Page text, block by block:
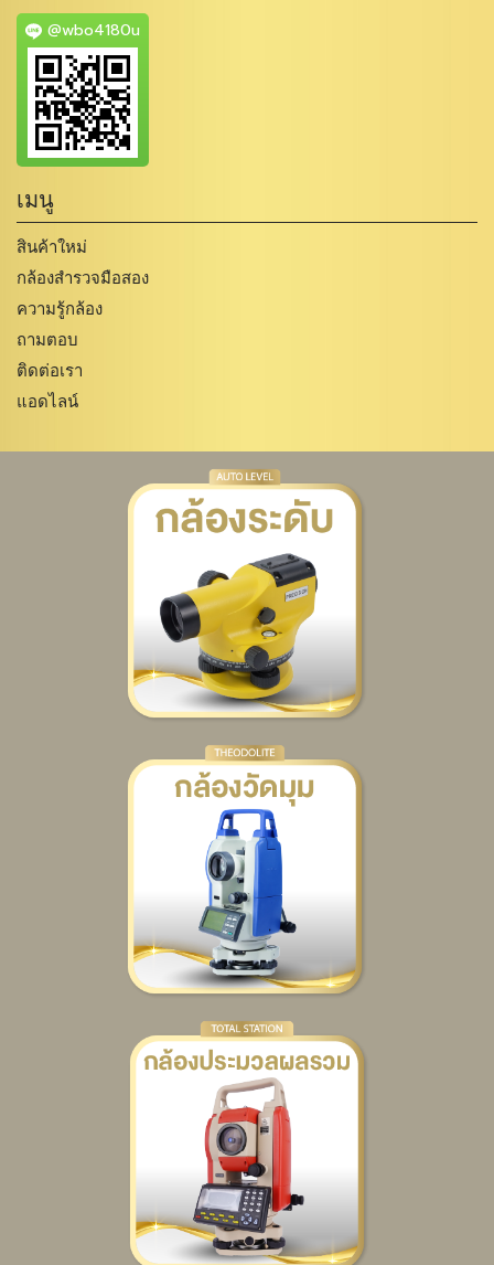
@wbo4180u
เมนู
สินค้าใหม่
กล้องสำรวจมือสอง
ความรู้กล้อง
ถามตอบ
ติดต่อเรา
แอดไลน์